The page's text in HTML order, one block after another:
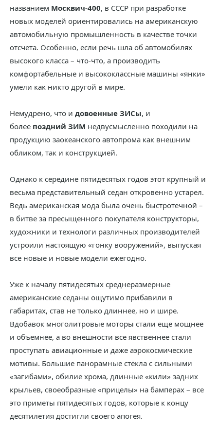
названием Москвич-400, в СССР при разработке
новых моделей ориентировались на американскую
автомобильную промышленность в качестве точки
отсчета. Особенно, если речь шла об автомобилях
высокого класса – что-что, а производить
комфортабельные и высококлассные машины «янки»
умели как никто другой в мире.
Немудрено, что и довоенные ЗИСы, и
более поздний ЗИМ недвусмысленно походили на
продукцию заокеанского автопрома как внешним
обликом, так и конструкцией.
Однако к середине пятидесятых годов этот крупный и
весьма представительный седан откровенно устарел.
Ведь американская мода была очень быстротечной –
в битве за пресыщенного покупателя конструкторы,
художники и технологи различных производителей
устроили настоящую «гонку вооружений», выпуская
все новые и новые модели ежегодно.
Уже к началу пятидесятых среднеразмерные
американские седаны ощутимо прибавили в
габаритах, став не только длиннее, но и шире.
Вдобавок многолитровые моторы стали еще мощнее
и объемнее, а во внешности все явственнее стали
проступать авиационные и даже аэрокосмические
мотивы. Большие панорамные стёкла с сильными
«загибами», обилие хрома, длинные «кили» задних
крыльев, своеобразные «прицелы» на бамперах – все
это приметы пятидесятых годов, которые к концу
десятилетия достигли своего апогея.